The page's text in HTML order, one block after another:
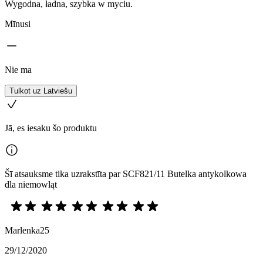
Wygodna, ładna, szybka w myciu.
Mīnusi
Nie ma
Tulkot uz Latviešu
Jā, es iesaku šo produktu
Šī atsauksme tika uzrakstīta par SCF821/11 Butelka antykolkowa
dla niemowląt
Marlenka25
29/12/2020